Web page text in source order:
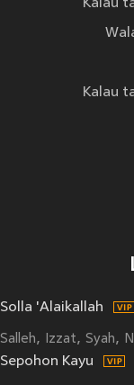
Kalau
Kalau
Solla 'Alaikallah
Salleh Izzat Syah
Sepohon Kayu